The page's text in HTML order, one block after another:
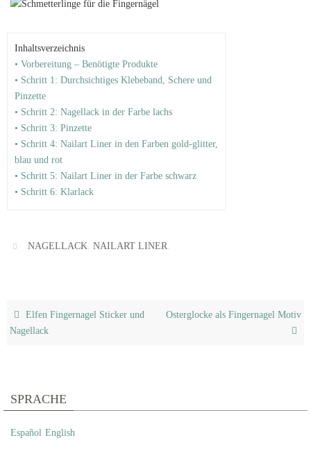
Inhaltsverzeichnis
• Vorbereitung – Benötigte Produkte
• Schritt 1: Durchsichtiges Klebeband, Schere und
Pinzette
• Schritt 2: Nagellack in der Farbe lachs
• Schritt 3: Pinzette
• Schritt 4: Nailart Liner in den Farben gold-glitter,
blau und rot
• Schritt 5: Nailart Liner in der Farbe schwarz
• Schritt 6: Klarlack
NAGELLACK,NAILART LINER
Elfen Fingernagel Sticker und
Nagellack
Osterglocke als Fingernagel Motiv
SPRACHE
Español English